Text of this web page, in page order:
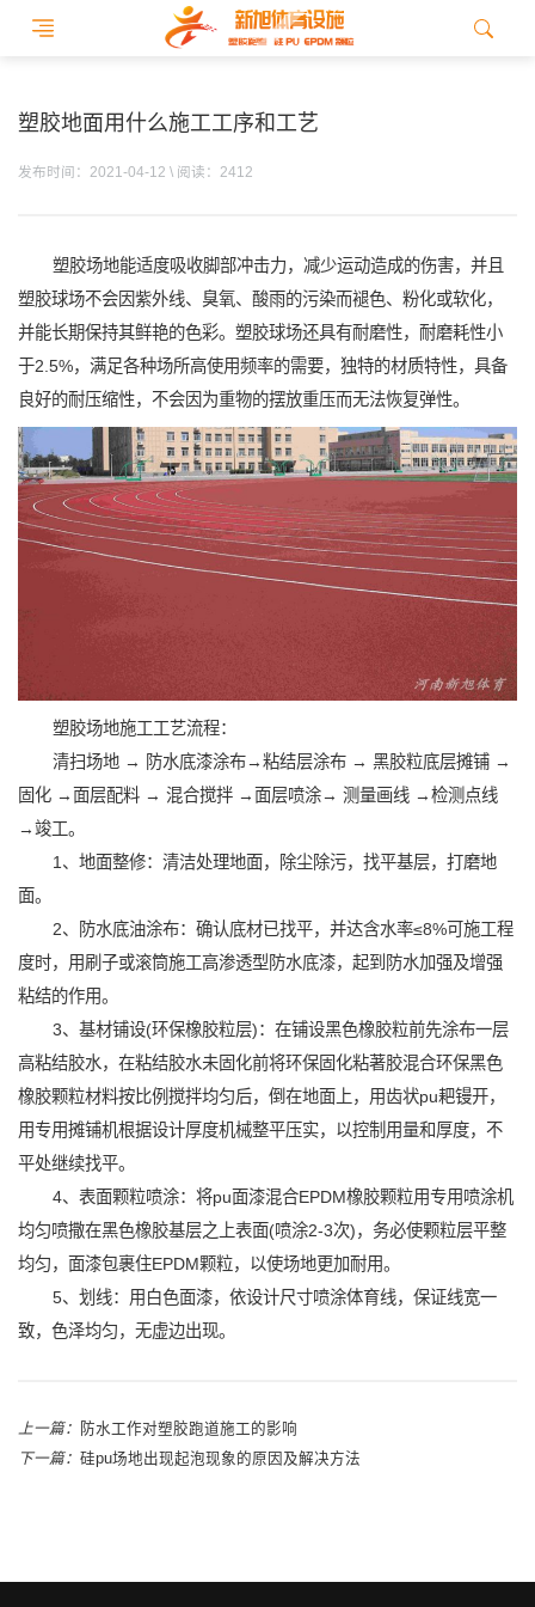
塑胶地面用什么施工工序和工艺
发布时间：2021-04-12 \ 阅读：2412
塑胶场地能适度吸收脚部冲击力，减少运动造成的伤害，并且
塑胶球场不会因紫外线、臭氧、酸雨的污染而褪色、粉化或软化，
并能长期保持其鲜艳的色彩。塑胶球场还具有耐磨性，耐磨耗性小
于2.5%，满足各种场所高使用频率的需要，独特的材质特性，具备
良好的耐压缩性，不会因为重物的摆放重压而无法恢复弹性。
塑胶场地施工工艺流程：
清扫场地 → 防水底漆涂布→粘结层涂布 → 黑胶粒底层摊铺 →
固化 →面层配料 → 混合搅拌 →面层喷涂→ 测量画线 →检测点线
→竣工。
1、地面整修：清洁处理地面，除尘除污，找平基层，打磨地
面。
2、防水底油涂布：确认底材已找平，并达含水率≤8%可施工程
度时，用刷子或滚筒施工高渗透型防水底漆，起到防水加强及增强
粘结的作用。
3、基材铺设(环保橡胶粒层)：在铺设黑色橡胶粒前先涂布一层
高粘结胶水，在粘结胶水未固化前将环保固化粘著胶混合环保黑色
橡胶颗粒材料按比例搅拌均匀后，倒在地面上，用齿状pu耙镘开，
用专用摊铺机根据设计厚度机械整平压实，以控制用量和厚度，不
平处继续找平。
4、表面颗粒喷涂：将pu面漆混合EPDM橡胶颗粒用专用喷涂机
均匀喷撒在黑色橡胶基层之上表面(喷涂2-3次)，务必使颗粒层平整
均匀，面漆包裹住EPDM颗粒，以使场地更加耐用。
5、划线：用白色面漆，依设计尺寸喷涂体育线，保证线宽一
致，色泽均匀，无虚边出现。
上一篇：
防水工作对塑胶跑道施工的影响
下一篇： 硅pu场地出现起泡现象的原因及解决方法